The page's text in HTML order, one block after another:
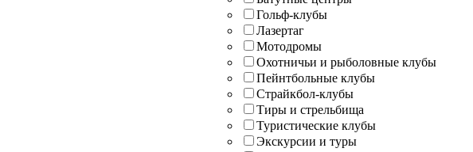
Гольф-клубы
Лазертаг
Мотодромы
Охотничьи и рыболовные клубы
Пейнтбольные клубы
Страйкбол-клубы
Тиры и стрельбища
Туристические клубы
Экскурсии и туры